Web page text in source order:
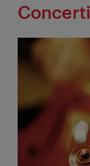
Concerti